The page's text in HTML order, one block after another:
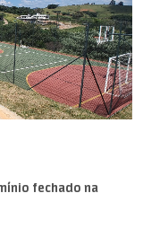
fechado na